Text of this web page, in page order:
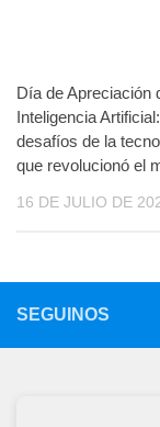
Día de Apreciación
Inteligencia
desafíos de la
que revolucionó el
16 DE JULIO DE
SEGUINOS